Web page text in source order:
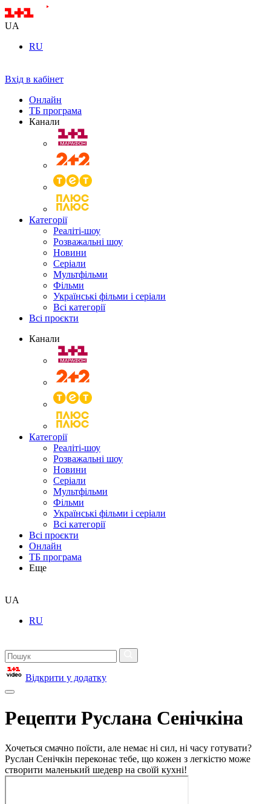
UA
RU
Вхід в кабінет
Онлайн
ТБ програма
Канали
Категорії
Реаліті-шоу
Розважальні шоу
Новини
Серіали
Мультфільми
Фільми
Українські фільми і серіали
Всі категорії
Всі проєкти
Канали
Категорії
Реаліті-шоу
Розважальні шоу
Новини
Серіали
Мультфільми
Фільми
Українські фільми і серіали
Всі категорії
Всі проєкти
Онлайн
ТБ програма
Еще
UA
RU
Відкрити у додатку
Рецепти Руслана Сенічкіна
Хочеться смачно поїсти, але немає ні сил, ні часу готувати?
Руслан Сенічкін переконає тебе, що кожен з легкістю може
створити маленький шедевр на своїй кухні!